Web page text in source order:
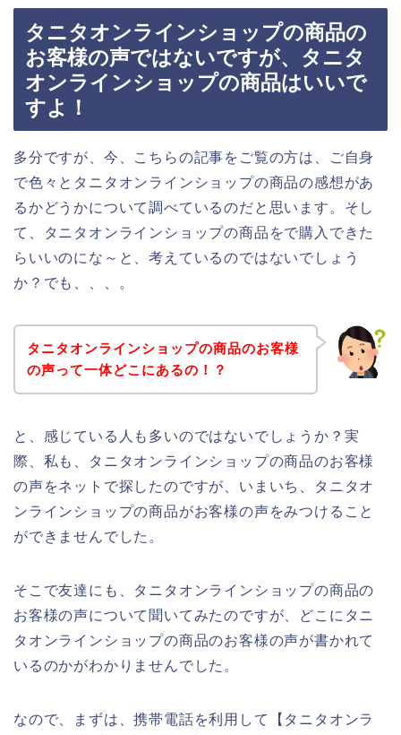
タニタオンラインショップの商品の
お客様の声ではないですが、タニタ
オンラインショップの商品はいいで
すよ！
多分ですが、今、こちらの記事をご覧の方は、ご自身
で色々とタニタオンラインショップの商品の感想があ
るかどうかについて調べているのだと思います。そし
て、タニタオンラインショップの商品をで購入できた
らいいのにな～と、考えているのではないでしょう
か？でも、、、。
タニタオンラインショップの商品のお客様
の声って一体どこにあるの！？
と、感じている人も多いのではないでしょうか？実
際、私も、タニタオンラインショップの商品のお客様
の声をネットで探したのですが、いまいち、タニタオ
ンラインショップの商品がお客様の声をみつけること
ができませんでした。
そこで友達にも、タニタオンラインショップの商品の
お客様の声について聞いてみたのですが、どこにタニ
タオンラインショップの商品のお客様の声が書かれて
いるのかがわかりませんでした。
なので、まずは、携帯電話を利用して【タニタオンラ